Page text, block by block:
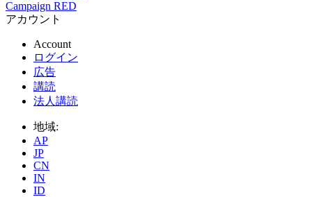
Campaign RED
アカウント
Account
ログイン
広告
講読
法人講読
地域:
AP
JP
CN
IN
ID